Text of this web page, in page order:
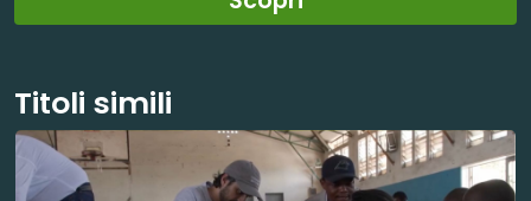
Titoli simili